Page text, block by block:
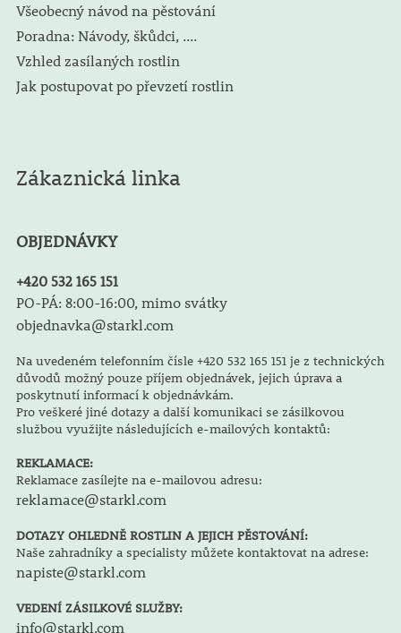
Všeobecný návod na pěstování
Poradna: Návody, škůdci, ....
Vzhled zasílaných rostlin
Jak postupovat po převzetí rostlin
Zákaznická linka
OBJEDNÁVKY
+420 532 165 151
PO-PÁ: 8:00-16:00, mimo svátky
objednavka@starkl.com
Na uvedeném telefonním čísle +420 532 165 151 je z technických
důvodů možný pouze příjem objednávek, jejich úprava a
poskytnutí informací k objednávkám.
Pro veškeré jiné dotazy a další komunikaci se zásilkovou
službou využijte následujících e-mailových kontaktů:
REKLAMACE:
Reklamace zasílejte na e-mailovou adresu:
reklamace@starkl.com
DOTAZY OHLEDNĚ ROSTLIN A JEJICH PĚSTOVÁNÍ:
Naše zahradníky a specialisty můžete kontaktovat na adrese:
napiste@starkl.com
VEDENÍ ZÁSILKOVÉ SLUŽBY:
info@starkl.com